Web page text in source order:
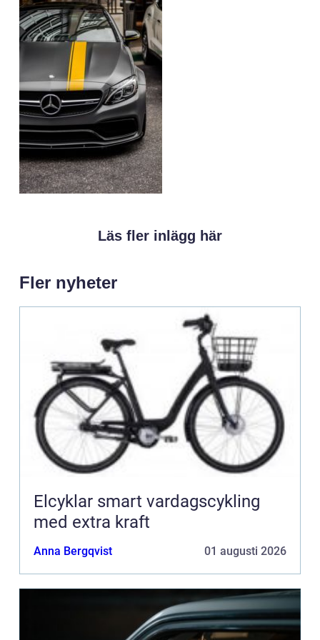
Läs fler inlägg här
Fler nyheter
Elcyklar smart vardagscykling
med extra kraft
Anna Bergqvist 01 augusti 2026